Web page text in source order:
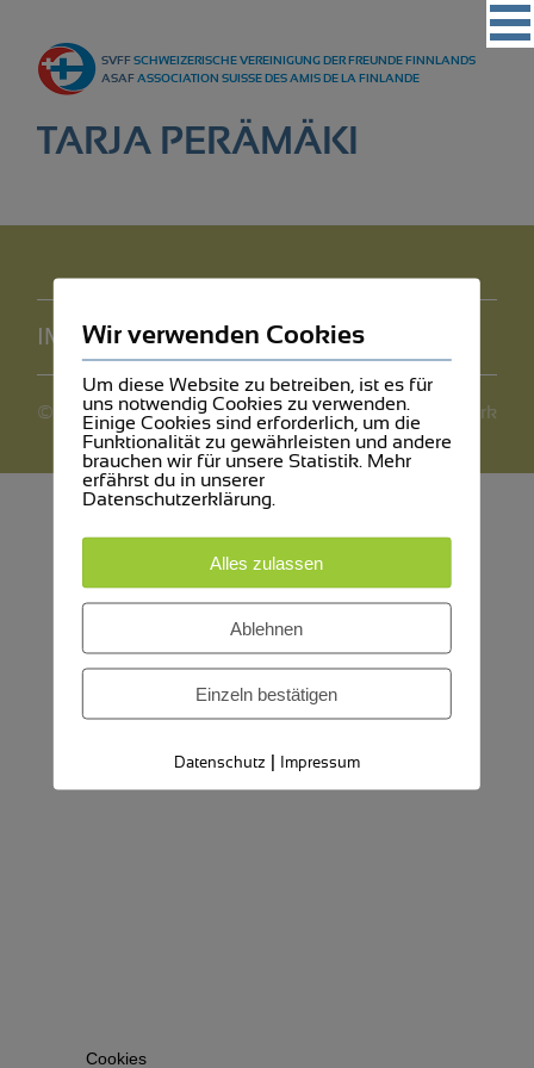
TARJA PERÄMÄKI
SVFFSCHWEIZERISCHE VEREINIGUNG DER FREUNDE FINNLANDS
ASAFASSOCIATION SUISSE DES AMIS DE LA FINLANDE
Regionalgruppen
Events
Partner
IMPRESSUM DATENSCHUTZ
©2026 SVFF webdesign by mediawerk
Cookies
Wir verwenden Cookies
Um diese Website zu betreiben, ist es für
uns notwendig Cookies zu verwenden.
Einige Cookies sind erforderlich, um die
Funktionalität zu gewährleisten und andere
brauchen wir für unsere Statistik. Mehr
erfährst du in unserer
Datenschutzerklärung.
Alles zulassen
Ablehnen
Einzeln bestätigen
Datenschutz | Impressum